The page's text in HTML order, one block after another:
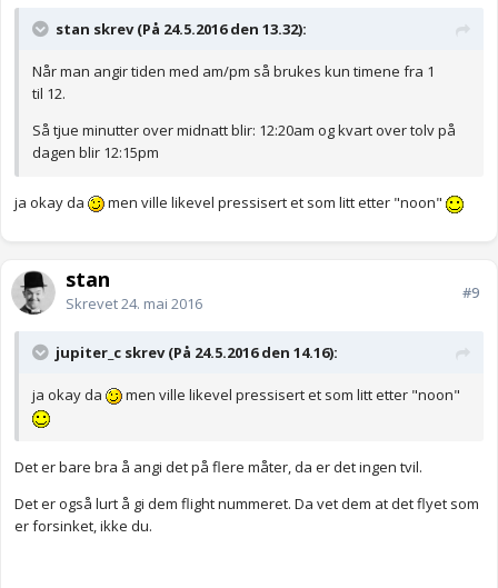
stan skrev (På 24.5.2016 den 13.32):
Når man angir tiden med am/pm så brukes kun timene fra 1
til 12.
Så tjue minutter over midnatt blir: 12:20am og kvart over tolv på
dagen blir 12:15pm
ja okay da men ville likevel pressisert et som litt etter "noon"
stan
Skrevet24. mai 2016
#9
jupiter_c skrev (På 24.5.2016 den 14.16):
ja okay da men ville likevel pressisert et som litt etter "noon"
Det er bare bra å angi det på flere måter, da er det ingen tvil.
Det er også lurt å gi dem flight nummeret. Da vet dem at det flyet som
er forsinket, ikke du.